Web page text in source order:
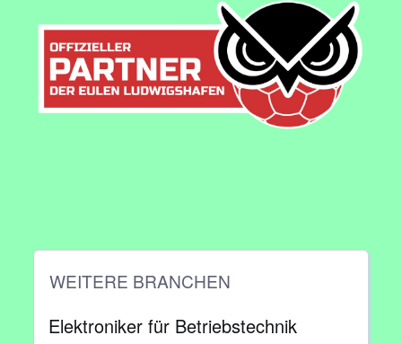
WEITERE BRANCHEN
Elektroniker für Betriebstechnik